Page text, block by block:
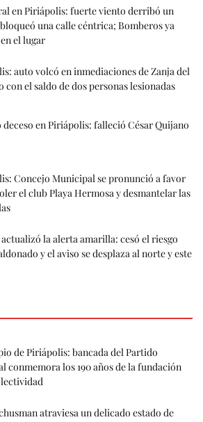
en Piriápolis: fuerte viento derribó un
una calle céntrica; Bomberos ya
el lugar
auto volcó en inmediaciones de Zanja del
con el saldo de dos personas lesionadas
deceso en Piriápolis: falleció César Quijano
Concejo Municipal se pronunció a favor
el club Playa Hermosa y desmantelar las
la alerta amarilla: cesó el riesgo
y el aviso se desplaza al norte y este
de Piriápolis: bancada del Partido
conmemora los 190 años de la fundación
atraviesa un delicado estado de